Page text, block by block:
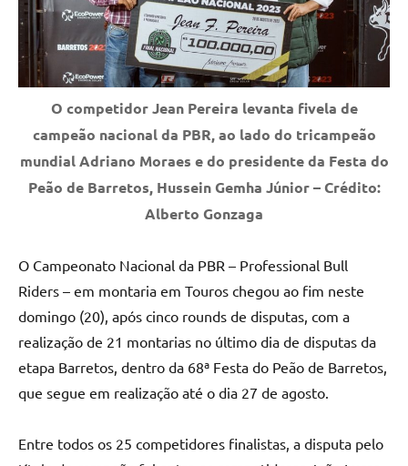
O competidor Jean Pereira levanta fivela de
campeão nacional da PBR, ao lado do tricampeão
mundial Adriano Moraes e do presidente da Festa do
Peão de Barretos, Hussein Gemha Júnior – Crédito:
Alberto Gonzaga
O Campeonato Nacional da PBR – Professional Bull
Riders – em montaria em Touros chegou ao fim neste
domingo (20), após cinco rounds de disputas, com a
realização de 21 montarias no último dia de disputas da
etapa Barretos, dentro da 68ª Festa do Peão de Barretos,
que segue em realização até o dia 27 de agosto.
Entre todos os 25 competidores finalistas, a disputa pelo